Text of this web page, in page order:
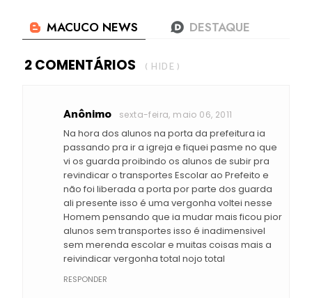
2 COMENTÁRIOS ( HIDE )
Anônimo sexta-feira, maio 06, 2011
Na hora dos alunos na porta da prefeitura ia
passando pra ir a igreja e fiquei pasme no que
vi os guarda proibindo os alunos de subir pra
revindicar o transportes Escolar ao Prefeito e
não foi liberada a porta por parte dos guarda
ali presente isso é uma vergonha voltei nesse
Homem pensando que ia mudar mais ficou pior
alunos sem transportes isso é inadimensivel
sem merenda escolar e muitas coisas mais a
reivindicar vergonha total nojo total
RESPONDER